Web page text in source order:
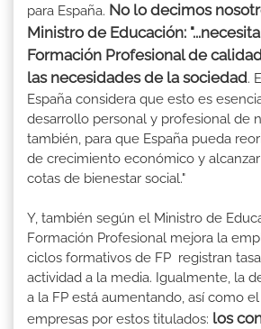
para España. No lo decimos
Ministro de Educación:
Formación Profesional de
las necesidades de la sociedad.
España considera que esto es
desarrollo personal y profesional de
también, para que España pueda
de crecimiento económico y
cotas de bienestar social."
Y, también según el Ministro de
Formación Profesional mejora la
ciclos formativos de FP registran
actividad a la media. Igualmente, la
a la FP está aumentando, así como
empresas por estos titulados: los